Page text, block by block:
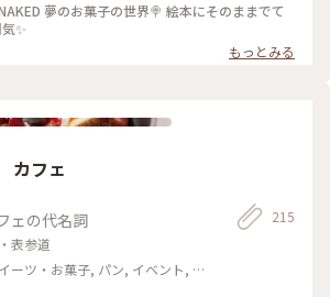
夢のお菓子の世界🍭 絵本にそのままでて
✨
もっとみる
カフェ
ェの代名詞
表参道
ーツ・お菓子, パン, イベント, お
215